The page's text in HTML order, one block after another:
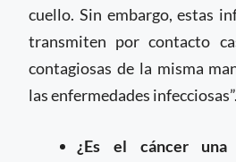
cuello. Sin embargo, estas
transmiten por contacto
contagiosas de la misma
las enfermedades infecciosas”.
¿Es el cáncer una